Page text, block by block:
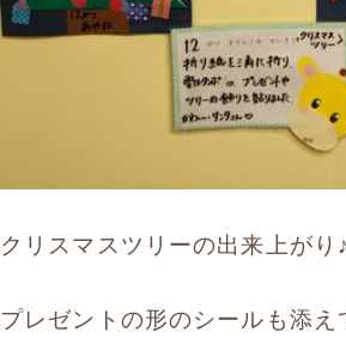
クリスマスツリーの出来上がり♪
プレゼントの形のシールも添え